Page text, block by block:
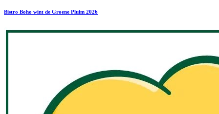
Bistro Boho wint de Groene Pluim 2026